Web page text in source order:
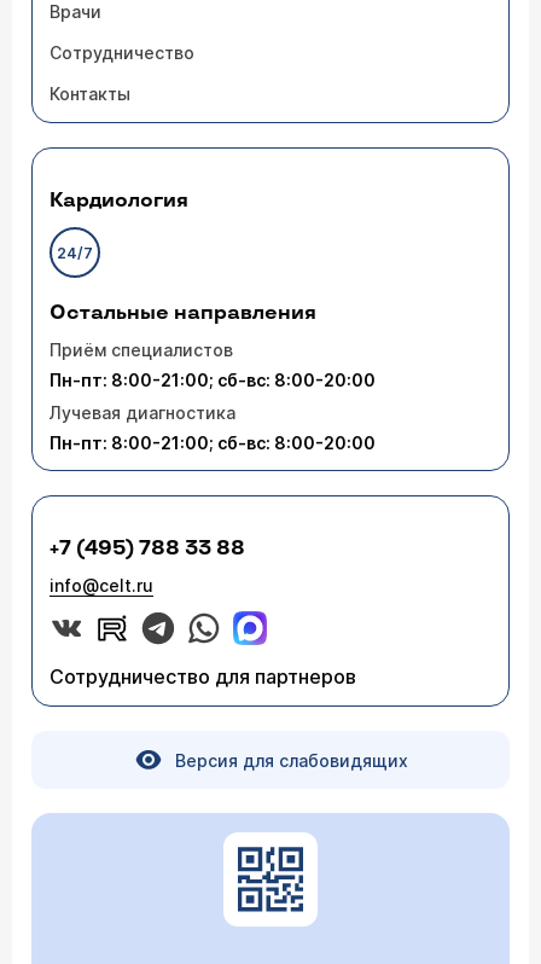
Врачи
Сотрудничество
Контакты
Кардиология
24/7
Остальные направления
Приём специалистов
Пн-пт: 8:00-21:00; сб-вс: 8:00-20:00
Лучевая диагностика
Пн-пт: 8:00-21:00; сб-вс: 8:00-20:00
+7 (495) 788 33 88
info@celt.ru
Сотрудничество для партнеров
Версия для слабовидящих